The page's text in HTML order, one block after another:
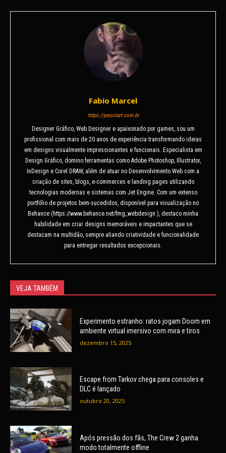
Fabio Marcel
https://presstart.com.br
Designer Gráfico, Web Designer e apaixonado por games, sou um
profissional com mais de 20 anos de experiência transformando ideias
em designs visualmente impressionantes e funcionais. Especialista em
Design Gráfico, domino ferramentas como Adobe Photoshop, Illustrator,
InDesign e Corel DRAW, além de atuar no Desenvolvimento Web com a
criação de sites, blogs, e-commerces e landing pages utilizando
tecnologias modernas e sistemas com Jet Engine. Com um extenso
portfólio de projetos bem-sucedidos, disponível para visualização no
Behance (https://www.behance.net/fmg_webdesign ), destaco minha
habilidade em criar designs memoráveis e impactantes que se
destacam na multidão, sempre aliando criatividade e funcionalidade
para entregar resultados excepcionais.
VEJA TAMBÉM
Experimento estranho: ratos jogam Doom em
ambiente virtual imersivo com mira e tiros
dezembro 15, 2025
Escape from Tarkov chega para consoles e
DLC é lançado
outubro 20, 2025
Após pressão dos fãs, The Crew 2 ganha
modo totalmente offline